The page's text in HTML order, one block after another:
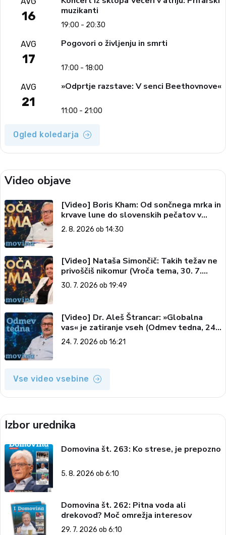
16
muzikanti
19:00 - 20:30
AVG
17
Pogovori o življenju in smrti
17:00 - 18:00
AVG
21
»Odprtje razstave: V senci Beethovnove«
11:00 - 21:00
Ogled koledarja
Video objave
[Video] Boris Kham: Od sončnega mrka in
krvave lune do slovenskih pečatov v
vesolju (Vroča tema, 2. 8. 2026)
2. 8. 2026 ob 14:30
[Video] Nataša Simončič: Takih težav ne
privoščiš nikomur (Vroča tema, 30. 7.
2026)
30. 7. 2026 ob 19:49
[Video] Dr. Aleš Štrancar: »Globalna
vas« je zatiranje vseh (Odmev tedna, 24.
7. 2026)
24. 7. 2026 ob 16:21
Vse video vsebine
Izbor urednika
Domovina št. 263: Ko strese, je prepozno
5. 8. 2026 ob 6:10
Domovina št. 262: Pitna voda ali
drekovod? Moč omrežja interesov
29. 7. 2026 ob 6:10